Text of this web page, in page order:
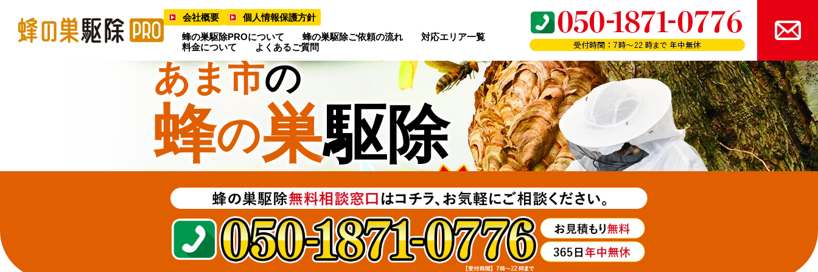
会社概要
個人情報保護方針
蜂の巣駆除PROについて
蜂の巣駆除ご依頼の流れ
対応エリア一覧
料金について
よくあるご質問
あま市の
蜂の巣駆除